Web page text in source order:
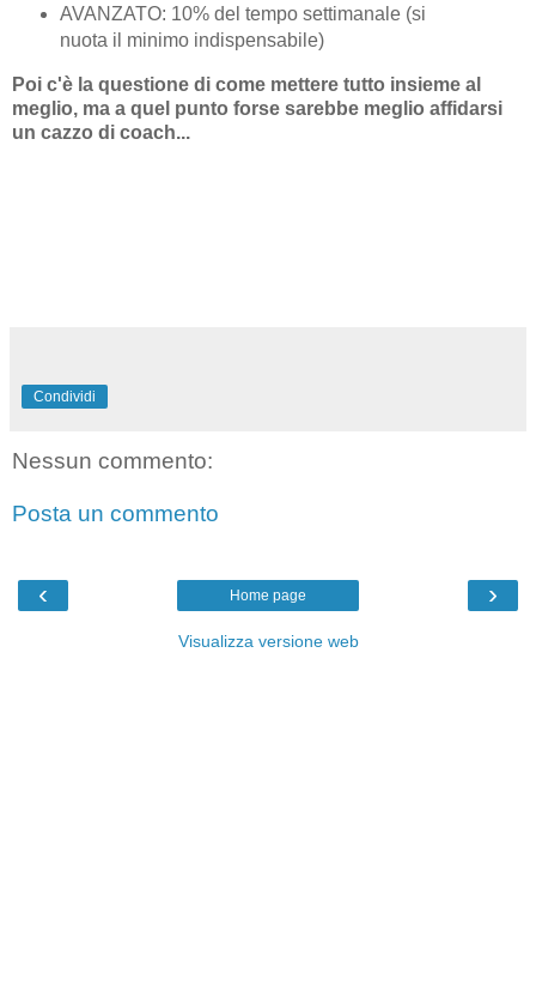
AVANZATO: 10% del tempo settimanale (si
nuota il minimo indispensabile)
Poi c'è la questione di come mettere tutto insieme al
meglio, ma a quel punto forse sarebbe meglio affidarsi
un cazzo di coach...
Condividi
Nessun commento:
Posta un commento
‹ ›
Home page
Visualizza versione web